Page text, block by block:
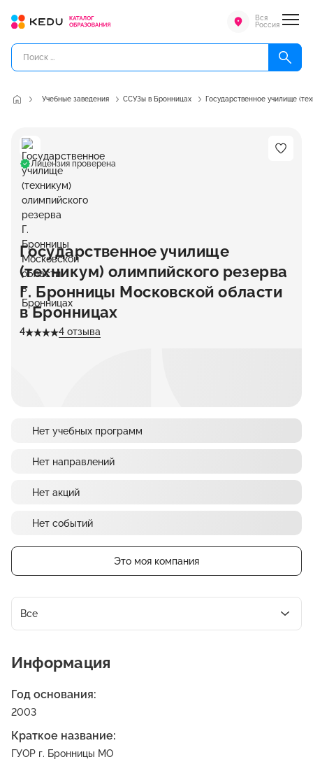
Вся
Россия
Учебные заведения ССУЗы в Бронницах Государственное училище
Лицензия проверена
Государственное училище
(техникум) олимпийского резерва
Г. Бронницы Московской области
в Бронницах
4 4 отзыва
Нет учебных программ
Нет направлений
Нет акций
Нет событий
Это моя компания
Все
Информация
Год основания:
2003
Краткое название:
ГУОР г. Бронницы МО